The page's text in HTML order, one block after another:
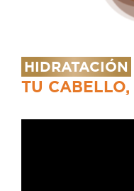
HIDRATACIÓN
TU